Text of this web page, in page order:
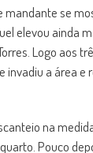
mandante se
elevou ainda
Logo aos
invadiu a área e
na
Pouco